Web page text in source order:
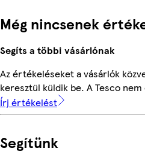
Még nincsenek
Segíts a többi vásárlónak
Az értékeléseket a vásárlók
keresztül küldik be. A Tesco
Írj értékelést
Segítünk